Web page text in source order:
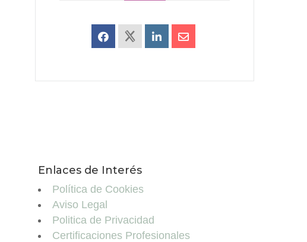
Enlaces de Interés
Política de Cookies
Aviso Legal
Politica de Privacidad
Certificaciones Profesionales